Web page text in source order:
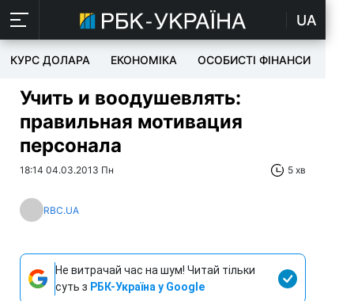
UA
КУРС ДОЛАРА ЕКОНОМІКА ОСОБИСТІ ФІНАНСИ
Учить и воодушевлять:
правильная мотивация
персонала
18:14 04.03.2013 Пн 5 хв
RBC.UA
Не витрачай час на шум! Читай тільки
суть з РБК-Україна у Google